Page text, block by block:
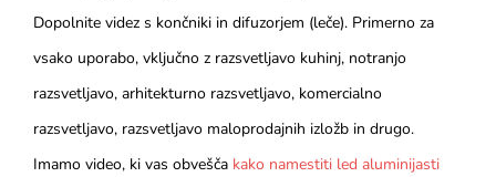
Dopolnite videz s končniki in difuzorjem (leče). Primerno za
vsako uporabo, vključno z razsvetljavo kuhinj, notranjo
razsvetljavo, arhitekturno razsvetljavo, komercialno
razsvetljavo, razsvetljavo maloprodajnih izložb in drugo.
Imamo video, ki vas obvešča kako namestiti led aluminijasti